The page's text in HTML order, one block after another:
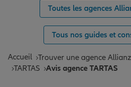
Toutes les agences
Tous nos guides et
Accueil Trouver une agence Allianz
TARTAS
Avis agence TARTAS